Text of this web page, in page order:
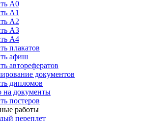
А0
А1
А2
А3
А4
плакатов
афиш
авторефератов
документов
дипломов
на документы
постеров
работы
переплет